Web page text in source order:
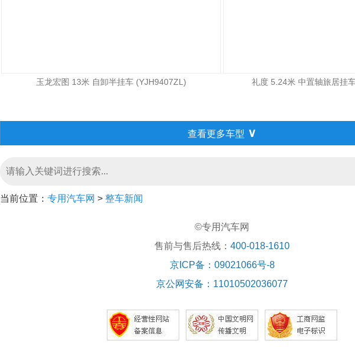
玉龙宏图 13米 自卸半挂车 (YJH9407ZL) 礼度 5.24米 中置轴旅居挂
查看更多车型 ∨
当前位置： 专用汽车网 > 整车新闻
©专用汽车网
售前与售后热线： 400-018-1610
京ICP备：09021066号-8
京公网安备：11010502036077